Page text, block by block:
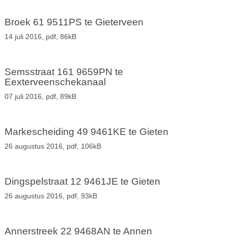
Broek 61 9511PS te Gieterveen
14 juli 2016, pdf, 86kB
Semsstraat 161 9659PN te
Eexterveenschekanaal
07 juli 2016, pdf, 89kB
Markescheiding 49 9461KE te Gieten
26 augustus 2016, pdf, 106kB
Dingspelstraat 12 9461JE te Gieten
26 augustus 2016, pdf, 93kB
Annerstreek 22 9468AN te Annen